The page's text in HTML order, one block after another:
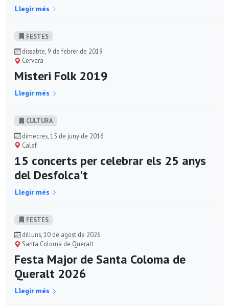
Llegir més
FESTES
dissabte, 9 de febrer de 2019
Cervera
Misteri Folk 2019
Llegir més
CULTURA
dimecres, 15 de juny de 2016
Calaf
15 concerts per celebrar els 25 anys
del Desfolca't
Llegir més
FESTES
dilluns, 10 de agost de 2026
Santa Coloma de Queralt
Festa Major de Santa Coloma de
Queralt 2026
Llegir més